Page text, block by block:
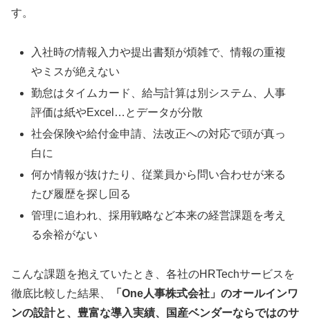
す。
入社時の情報入力や提出書類が煩雑で、情報の重複
やミスが絶えない
勤怠はタイムカード、給与計算は別システム、人事
評価は紙やExcel…とデータが分散
社会保険や給付金申請、法改正への対応で頭が真っ
白に
何か情報が抜けたり、従業員から問い合わせが来る
たび履歴を探し回る
管理に追われ、採用戦略など本来の経営課題を考え
る余裕がない
こんな課題を抱えていたとき、各社のHRTechサービスを
徹底比較した結果、
「One人事株式会社」のオールインワ
ンの設計と、豊富な導入実績、国産ベンダーならではのサ